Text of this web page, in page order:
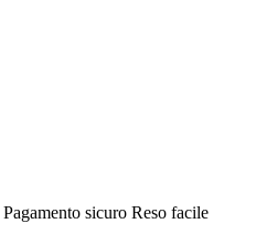
Pagamento sicuro Reso facile